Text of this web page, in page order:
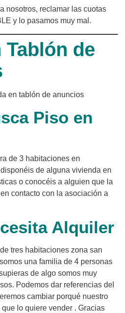
nosotros, reclamar las cuotas
y lo pasamos muy mal.
Tablón de
Piso en
de 3 habitaciones en
de alguna vivienda en
o conocéis a alguien que la
contacto con la asociación a
Alquiler
tres habitaciones zona san
una familia de 4 personas
de algo somos muy
Podemos dar referencias del
cambiar porqué nuestro
lo quiere vender . Gracias